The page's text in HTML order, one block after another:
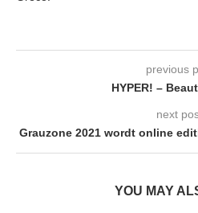
previous
HYPER! –
next
Grauzone 2021 wordt online
YOU MAY